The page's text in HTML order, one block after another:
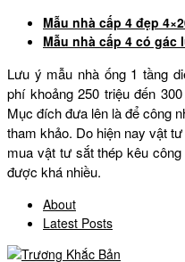
Mẫu nhà cấp 4 đẹp
Mẫu nhà cấp 4 có gác
Lưu ý mẫu nhà ống 1 tầng
phí khoảng 250 triệu đến
Mục đích đưa lên là để công
tham khảo. Do hiện nay vật
mua vật tư sắt thép kêu
được khá nhiều.
About
Latest Posts